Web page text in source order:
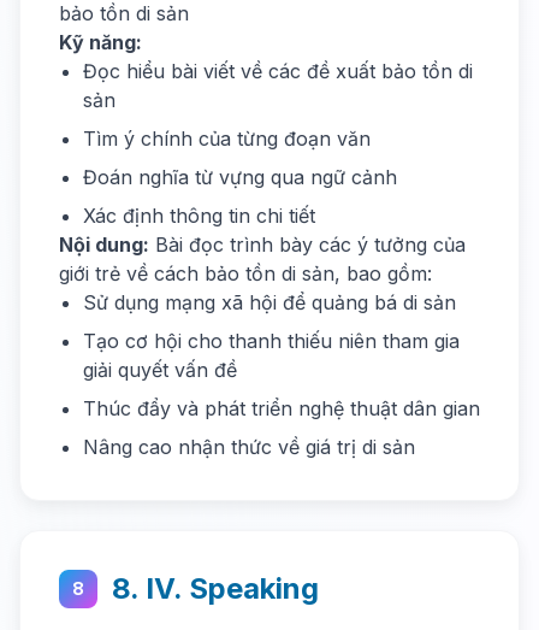
bảo tồn di sản
Kỹ năng:
Đọc hiểu bài viết về các đề xuất bảo tồn di
sản
Tìm ý chính của từng đoạn văn
Đoán nghĩa từ vựng qua ngữ cảnh
Xác định thông tin chi tiết
Nội dung: Bài đọc trình bày các ý tưởng của
giới trẻ về cách bảo tồn di sản, bao gồm:
Sử dụng mạng xã hội để quảng bá di sản
Tạo cơ hội cho thanh thiếu niên tham gia
giải quyết vấn đề
Thúc đẩy và phát triển nghệ thuật dân gian
Nâng cao nhận thức về giá trị di sản
8 8. IV. Speaking